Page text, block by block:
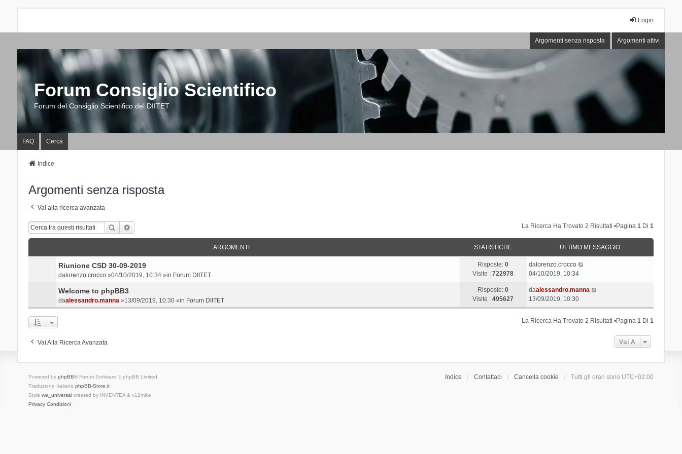
Login
Argomenti senza risposta Argomenti attivi
Forum Consiglio Scientifico
Forum del Consiglio Scientifico del DIITET
FAQ Cerca
Indice
Argomenti senza risposta
Vai alla ricerca avanzata
Cerca La Ricerca Ha Trovato 2 Risultati •Pagina1 Di1
ARGOMENTI STATISTICHE ULTIMO MESSAGGIO
Riunione CSD 30-09-2019
dalorenzo.crocco»04/10/2019, 10:34 »in Forum DIITET
Risposte:0
Visite :722978
dalorenzo.crocco
04/10/2019, 10:34
Welcome to phpBB3
daalessandro.manna»13/09/2019, 10:30 »in Forum DIITET
Risposte:0
Visite :495627
daalessandro.manna
13/09/2019, 10:30
La Ricerca Ha Trovato 2 Risultati •Pagina1 Di1
Vai Alla Ricerca Avanzata Vai A
Indice Contattaci Cancella cookie Tutti gli orari sono UTC+02:00
Powered by phpBB® Forum Software © phpBB Limited
Traduzione Italiana phpBB-Store.it
Style we_universalcreated by INVENTEA & v12mike
Privacy Condizioni